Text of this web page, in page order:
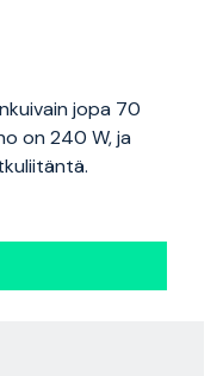
jopa 70
on 240 W, ja